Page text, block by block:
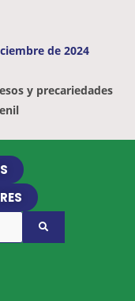
de 2024
y precariedades